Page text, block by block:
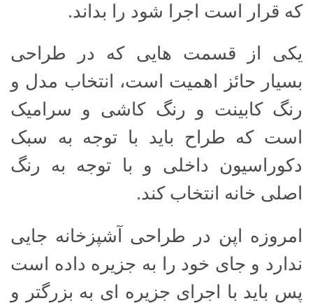
که قرار است اجرا شود را بداند.
یکی از قسمت هایی که در طراحی
بسیار حائز اهمیت است، انتخاب مدل و
رنگ کابینت و رنگ کاشی و سرامیک
است که طراح باید با توجه به سبک
دکوراسیون داخلی و با توجه به رنگ
اصلی خانه انتخاب کند.
امروزه اپن در طراحی آشپزخانه جایی
ندارد و جای خود را به جزیره داده است
پس باید با اجرای جزیره ای به بزرگتر و